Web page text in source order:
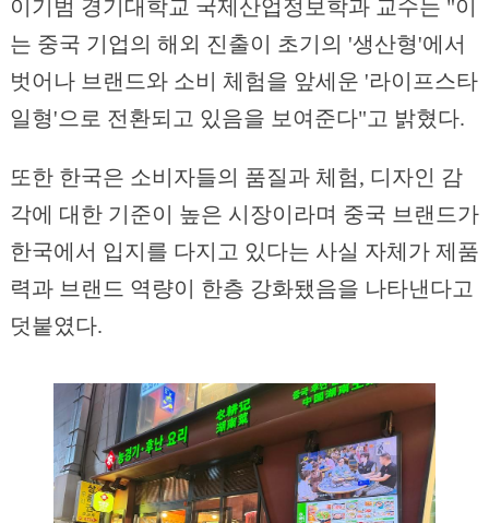
이기범 경기대학교 국제산업정보학과 교수는 "이
는 중국 기업의 해외 진출이 초기의 '생산형'에서
벗어나 브랜드와 소비 체험을 앞세운 '라이프스타
일형'으로 전환되고 있음을 보여준다"고 밝혔다.
또한 한국은 소비자들의 품질과 체험, 디자인 감
각에 대한 기준이 높은 시장이라며 중국 브랜드가
한국에서 입지를 다지고 있다는 사실 자체가 제품
력과 브랜드 역량이 한층 강화됐음을 나타낸다고
덧붙였다.